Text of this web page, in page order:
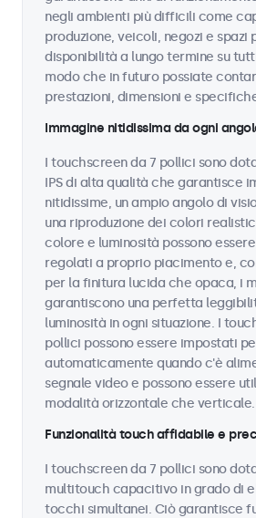
negli ambienti più difficili come
produzione, veicoli, negozi e
disponibilità a lungo termine su
modo che in futuro possiate
prestazioni, dimensioni e
Immagine nitidissima da ogni
I touchscreen da 7 pollici sono
IPS di alta qualità che garantisce
nitidissime, un ampio angolo di
una riproduzione dei colori
colore e luminosità possono
regolati a proprio piacimento e,
per la finitura lucida che opaca, i
garantiscono una perfetta
luminosità in ogni situazione. I
pollici possono essere impostati
automaticamente quando c'è
segnale video e possono essere
modalità orizzontale che verticale.
Funzionalità touch affidabile e
I touchscreen da 7 pollici sono
multitouch capacitivo in grado di
tocchi simultanei. Ciò garantisce